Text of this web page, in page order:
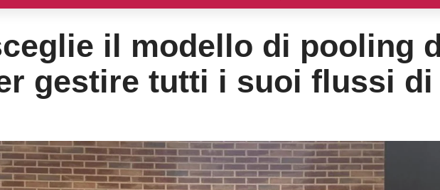
il modello di pooling
gestire tutti i suoi flussi di